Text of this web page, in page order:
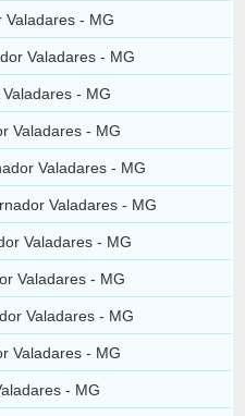
Valadares - MG
Valadares - MG
- MG
Valadares - MG
Valadares - MG
Valadares - MG
Valadares - MG
Valadares - MG
Valadares - MG
Valadares - MG
- MG